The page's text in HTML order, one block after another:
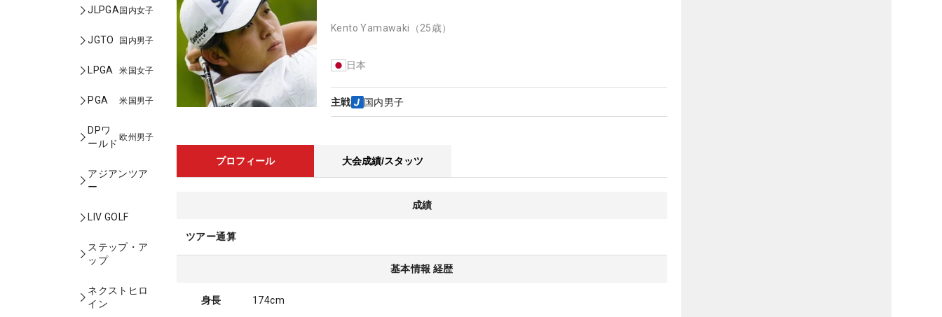
JLPGA国内女子
JGTO 国内男子
LPGA 米国女子
PGA 米国男子
DPワ
ールド
欧州男子
アジアンツア
ー
LIV GOLF
ステップ・ア
ップ
ネクストヒロ
イン
Kento Yamawaki （25歳）
日本
主戦 国内男子
プロフィール 大会成績/スタッツ
成績
ツアー通算
基本情報 経歴
身長 174cm